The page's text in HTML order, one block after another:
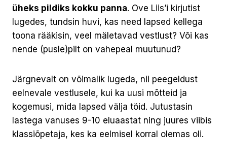
üheks pildiks kokku panna. Ove Liis’i kirjutist
lugedes, tundsin huvi, kas need lapsed kellega
toona rääkisin, veel mäletavad vestlust? Või kas
nende (pusle)pilt on vahepeal muutunud?
Järgnevalt on võimalik lugeda, nii peegeldust
eelnevale vestlusele, kui ka uusi mõtteid ja
kogemusi, mida lapsed välja töid. Jutustasin
lastega vanuses 9-10 eluaastat ning juures viibis
klassiõpetaja, kes ka eelmisel korral olemas oli.